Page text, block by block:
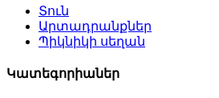
Տուն
Արտադրանքներ
Պիկնիկի սեղան
Կատեգորիաներ